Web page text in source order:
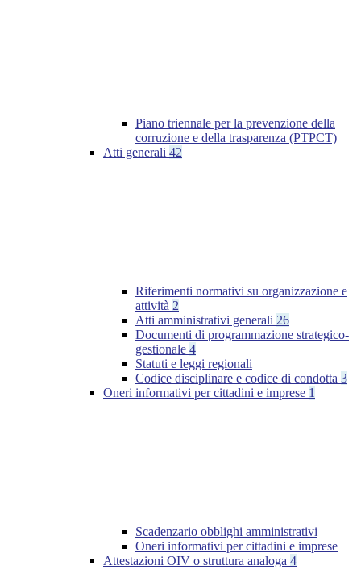
Piano triennale per la prevenzione della
corruzione e della trasparenza (PTPCT)
Atti generali 42
Riferimenti normativi su organizzazione e
attività 2
Atti amministrativi generali 26
Documenti di programmazione strategico-
gestionale 4
Statuti e leggi regionali
Codice disciplinare e codice di condotta 3
Oneri informativi per cittadini e imprese 1
Scadenzario obblighi amministrativi
Oneri informativi per cittadini e imprese
Attestazioni OIV o struttura analoga 4